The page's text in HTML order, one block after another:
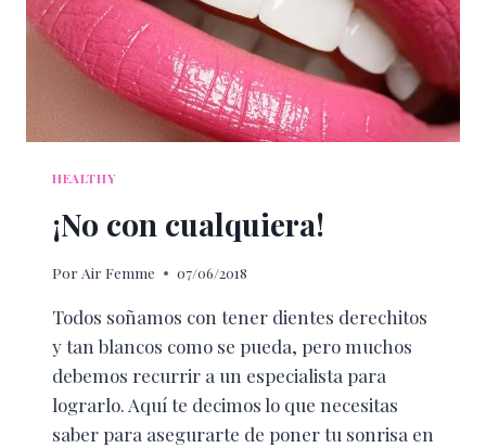
HEALTHY
¡No con cualquiera!
Por Air Femme 07/06/2018
Todos soñamos con tener dientes derechitos
y tan blancos como se pueda, pero muchos
debemos recurrir a un especialista para
lograrlo. Aquí te decimos lo que necesitas
saber para asegurarte de poner tu sonrisa en